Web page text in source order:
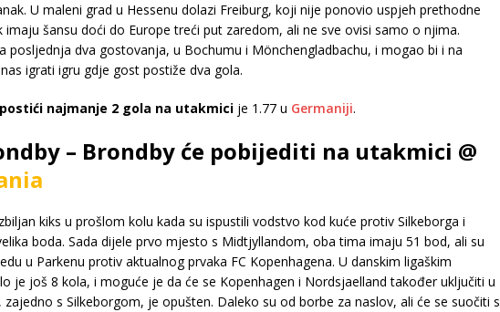
U maleni grad u Hessenu dolazi Freiburg, koji nije ponovio uspjeh prethodne
imaju šansu doći do Europe treći put zaredom, ali ne sve ovisi samo o njima.
posljednja dva gostovanja, u Bochumu i Mönchengladbachu, i mogao bi i na
igrati igru gdje gost postiže dva gola.
najmanje 2 gola na utakmici je 1.77 u Germaniji.
– Brondby će pobijediti na utakmici @
kiks u prošlom kolu kada su ispustili vodstvo kod kuće protiv Silkeborga i
boda. Sada dijele prvo mjesto s Midtjyllandom, oba tima imaju 51 bod, ali su
u Parkenu protiv aktualnog prvaka FC Kopenhagena. U danskim ligaškim
je još 8 kola, i moguće je da će se Kopenhagen i Nordsjaelland također uključiti u
s Silkeborgom, je opušten. Daleko su od borbe za naslov, ali će se suočiti s